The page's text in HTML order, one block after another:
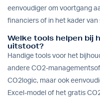
eenvoudiger om voortgang
financiers of in het kader
Welke tools helpen bij
uitstoot?
Handige tools voor het
andere CO2-
CO2logic, maar ook
Excel-model of het gratis